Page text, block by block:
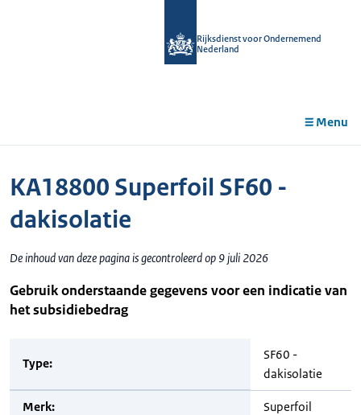
Rijksdienst voor Ondernemend
Nederland
Menu
KA18800 Superfoil SF60 -
dakisolatie
De inhoud van deze pagina is gecontroleerd op 9 juli 2026
Gebruik onderstaande gegevens voor een indicatie van
het subsidiebedrag
Type:
SF60 -
dakisolatie
Merk: Superfoil